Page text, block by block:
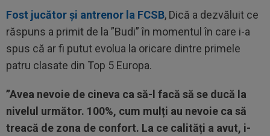
Fost jucător și antrenor la FCSB, Dică a dezvăluit ce
răspuns a primit de la ”Budi” în momentul în care i-a
spus că ar fi putut evolua la oricare dintre primele
patru clasate din Top 5 Europa.
”Avea nevoie de cineva ca să-l facă să se ducă la
nivelul următor. 100%, cum mulți au nevoie ca să
treacă de zona de confort. La ce calități a avut, i-